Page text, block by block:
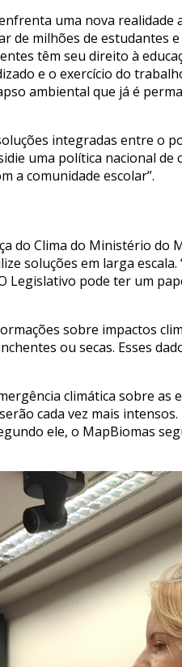
uma nova realidade
milhões de estudantes
têm seu direito à
e o exercício do
ambiental que já é
integradas entre o
uma política nacional de
a comunidade escolar”.
do Clima do Ministério do
soluções em larga escala.
Legislativo pode ter um
sobre impactos
ou secas. Esses
climática sobre as
cada vez mais
ele, o MapBiomas